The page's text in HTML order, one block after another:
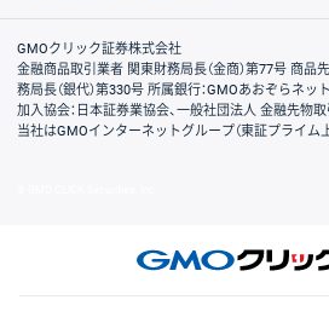
取引規程・約款
サイトマップ
その他のご案内
個人情報保護方針
最良執行方針
サイトのご利用について
ディスクレイマー
信託保全
リスク説明
会社案内
GMOクリック証券株式会社
金融商品取引業者 関東財務局長（金商）第77号 商
務局長（銀代）第330号 所属銀行：GMOあおぞらネッ
加入協会：日本証券業協会、一般社団法人 金融先物
当社はGMOインターネットグループ（東証プライム